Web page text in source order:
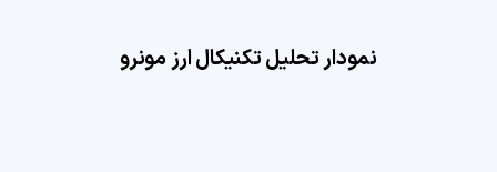
نمودار تحلیل تکنیکال ارز مونرو